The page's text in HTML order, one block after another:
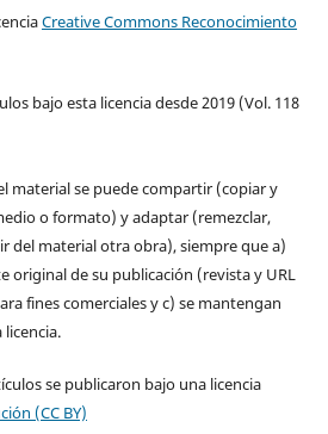
Creative Commons Reconocimiento
bajo esta licencia desde 2019 (Vol. 118
material se puede compartir (copiar y
o formato) y adaptar (remezclar,
del material otra obra), siempre que a)
original de su publicación (revista y URL
fines comerciales y c) se mantengan
se publicaron bajo una licencia
(CC BY)